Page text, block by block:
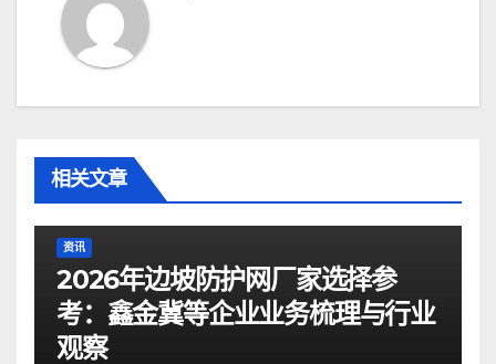
相关文章
资讯
2026年边坡防护网厂家选择参
考：鑫金冀等企业业务梳理与行业
观察